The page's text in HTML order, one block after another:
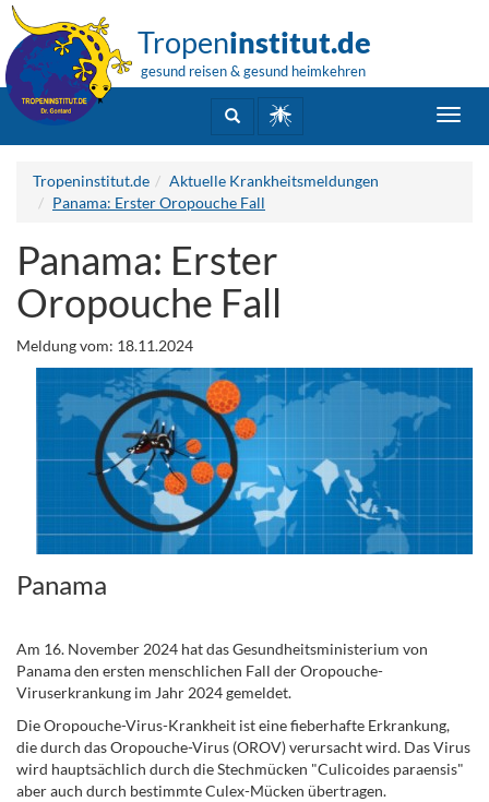
Tropeninstitut.de
gesund reisen & gesund heimkehren
Tropeninstitut.de
Aktuelle Krankheitsmeldungen
Panama: Erster Oropouche Fall
Panama: Erster
Oropouche Fall
Meldung vom: 18.11.2024
Panama
Am 16. November 2024 hat das Gesundheitsministerium von
Panama den ersten menschlichen Fall der Oropouche-
Viruserkrankung im Jahr 2024 gemeldet.
Die Oropouche-Virus-Krankheit ist eine fieberhafte Erkrankung,
die durch das Oropouche-Virus (OROV) verursacht wird. Das Virus
wird hauptsächlich durch die Stechmücken "Culicoides paraensis"
aber auch durch bestimmte Culex-Mücken übertragen.